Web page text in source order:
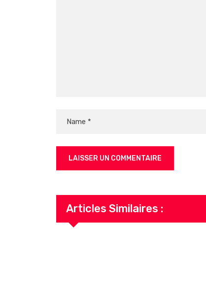
Articles Similaires :